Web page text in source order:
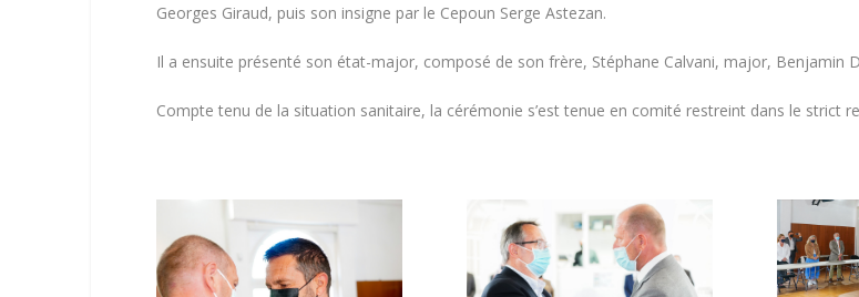
Georges Giraud, puis son insigne par le Cepoun Serge Astezan.
Il a ensuite présenté son état-major, composé de son frère, Stéphane Calvani, major, Benjamin
Compte tenu de la situation sanitaire, la cérémonie s’est tenue en comité restreint dans le strict